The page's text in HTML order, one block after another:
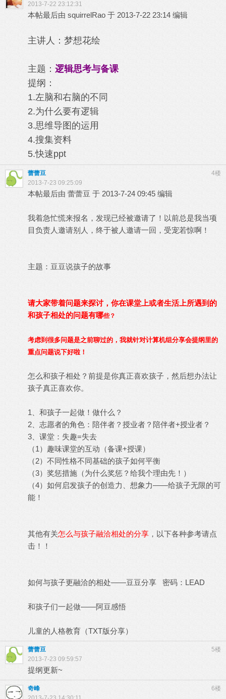
2013-7-22 23:12:31
本帖最后由 squirrelRao 于 2013-7-22 23:14 编辑
主讲人：梦想花绘
主题： 逻辑思考与备课
提纲：
1.左脑和右脑的不同
2.为什么要有逻辑
3.思维导图的运用
4.搜集资料
5.快速ppt
4楼
蕾蕾豆
2013-7-23 09:25:09
本帖最后由 蕾蕾豆 于 2013-7-24 09:45 编辑
我着急忙慌来报名，发现已经被邀请了！以前总是我当项
目负责人邀请别人，终于被人邀请一回，受宠若惊啊！
主题：豆豆说孩子的故事
请大家带着问题来探讨，你在课堂上或者生活上所遇到的
和孩子相处的问题有哪些？
考虑到很多问题是之前聊过的，我就针对计算机组分享会提纲里的
重点问题说下好啦！
怎么和孩子相处？前提是你真正喜欢孩子，然后想办法让
孩子真正喜欢你。
1、和孩子一起做！做什么？
2、志愿者的角色：陪伴者？授业者？陪伴者+授业者？
3、课堂：失趣=失去
（1）趣味课堂的互动（备课+授课）
（2）不同性格不同基础的孩子如何平衡
（3）奖惩措施（为什么奖惩？给我个理由先！）
（4）如何启发孩子的创造力、想象力——给孩子无限的可
能！
其他有关怎么与孩子融洽相处的分享 ，以下各种参考请点
击！！
如何与孩子更融洽的相处——豆豆分享 密码：LEAD
和孩子们一起做——阿豆感悟
儿童的人格教育（TXT版分享）
5楼
蕾蕾豆
2013-7-23 09:59:57
提纲更新~
6楼
奇峰